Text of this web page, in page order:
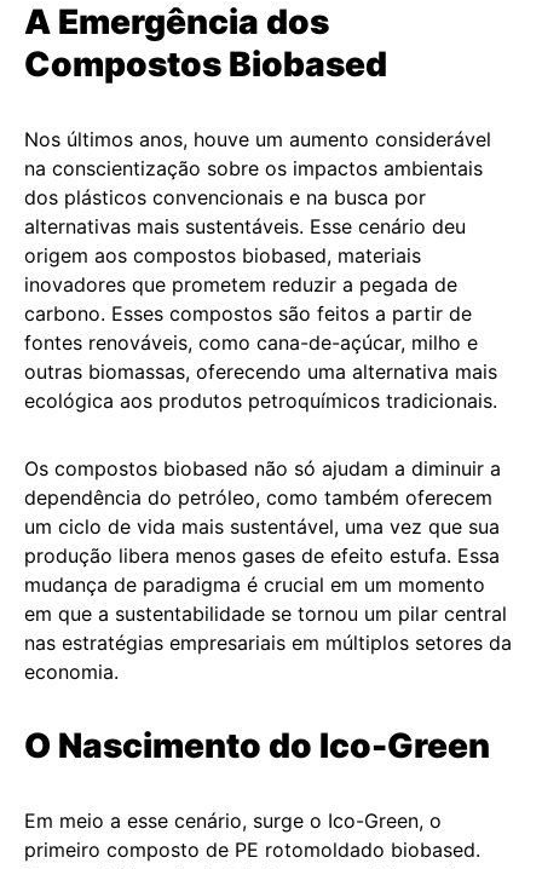
A Emergência dos
Compostos Biobased
Nos últimos anos, houve um aumento considerável
na conscientização sobre os impactos ambientais
dos plásticos convencionais e na busca por
alternativas mais sustentáveis. Esse cenário deu
origem aos compostos biobased, materiais
inovadores que prometem reduzir a pegada de
carbono. Esses compostos são feitos a partir de
fontes renováveis, como cana-de-açúcar, milho e
outras biomassas, oferecendo uma alternativa mais
ecológica aos produtos petroquímicos tradicionais.
Os compostos biobased não só ajudam a diminuir a
dependência do petróleo, como também oferecem
um ciclo de vida mais sustentável, uma vez que sua
produção libera menos gases de efeito estufa. Essa
mudança de paradigma é crucial em um momento
em que a sustentabilidade se tornou um pilar central
nas estratégias empresariais em múltiplos setores da
economia.
O Nascimento do Ico-Green
Em meio a esse cenário, surge o Ico-Green, o
primeiro composto de PE rotomoldado biobased.